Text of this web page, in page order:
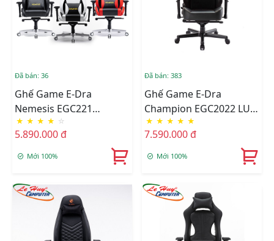
Đã bán: 36
Ghế Game E-Dra
Nemesis EGC221
(Black/Black White/Black
Red)
★ ★ ★ ★ ☆
5.890.000 đ
Mới 100%
Đã bán: 383
Ghế Game E-Dra
Champion EGC2022 LUX
Black
★ ★ ★ ★ ★
7.590.000 đ
Mới 100%